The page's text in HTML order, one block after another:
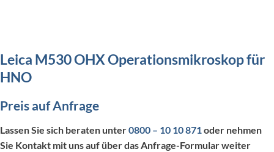
Leica M530 OHX Operationsmikroskop für
HNO
Preis auf Anfrage
Lassen Sie sich beraten unter0800 – 10 10 871oder nehmen
Sie Kontakt mit uns auf über das Anfrage-Formularweiter